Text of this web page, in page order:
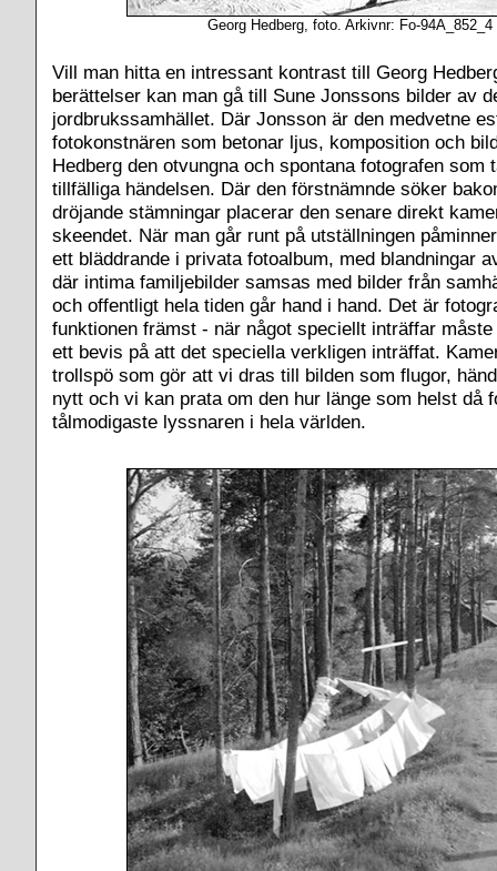
Georg Hedberg, foto. Arkivnr: Fo-94A_852_4
Vill man hitta en intressant kontrast till Georg
berättelser kan man gå till Sune Jonssons bilder av
jordbrukssamhället. Där Jonsson är den medvetne
fotokonstnären som betonar ljus, komposition och
Hedberg den otvungna och spontana fotografen som
tillfälliga händelsen. Där den förstnämnde söker
dröjande stämningar placerar den senare direkt
skeendet. När man går runt på utställningen
ett bläddrande i privata fotoalbum, med blandningar
där intima familjebilder samsas med bilder från
och offentligt hela tiden går hand i hand. Det är
funktionen främst - när något speciellt inträffar
ett bevis på att det speciella verkligen inträffat.
trollspö som gör att vi dras till bilden som flugor,
nytt och vi kan prata om den hur länge som helst då
tålmodigaste lyssnaren i hela världen.